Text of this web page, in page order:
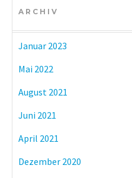
ARCHIV
Januar 2023
Mai 2022
August 2021
Juni 2021
April 2021
Dezember 2020